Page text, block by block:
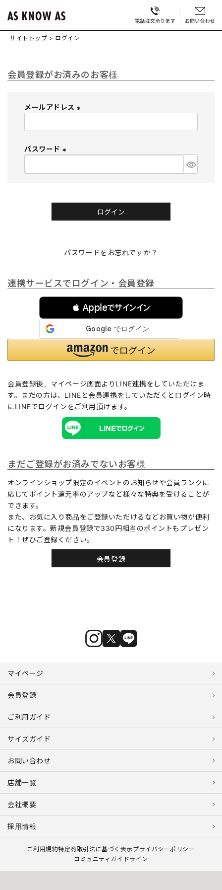
サイトトップ ログイン
会員登録がお済みのお客様
メールアドレス
必
)
パスワード
必
ログイン
パスワードをお忘れですか？
連携サービスでログイン・会員登録
 Appleでサインイン
会員登録後、マイページ画面よりLINE連携をしていただけま
す。まだの方は、 LINEと会員連携をしていただくとログイン時
にLINEでログインをご利用頂けます。
まだご登録がお済みでないお客様
オンラインショップ限定のイベントのお知らせや会員ランクに
応じてポイント還元率のアップなど様々な特典を受けることが
できます。
また、お気に入り商品をご登録いただけるなどお買い物が便利
になります。新規会員登録で330円相当のポイントもプレゼン
ト！ぜひご登録ください。
会員登録
マイページ
会員登録
ご利用ガイド
サイズガイド
お問い合わせ
店舗一覧
会社概要
採用情報
ご利用規約特定商取引法に基づく表示プライバシーポリシー
コミュニティガイドライン